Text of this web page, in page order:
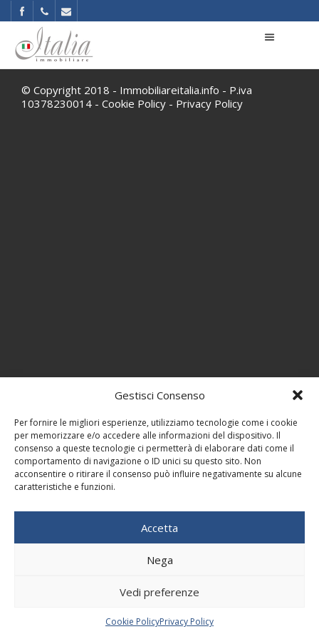
Gestisci Consenso
Per fornire le migliori esperienze, utilizziamo tecnologie come i cookie
per memorizzare e/o accedere alle informazioni del dispositivo. Il
consenso a queste tecnologie ci permetterà di elaborare dati come il
comportamento di navigazione o ID unici su questo sito. Non
acconsentire o ritirare il consenso può influire negativamente su alcune
caratteristiche e funzioni.
Accetta
Nega
Vedi preferenze
Cookie PolicyPrivacy Policy
© Copyright 2018 - Immobiliareitalia.info - P.iva
10378230014 - Cookie Policy - Privacy Policy